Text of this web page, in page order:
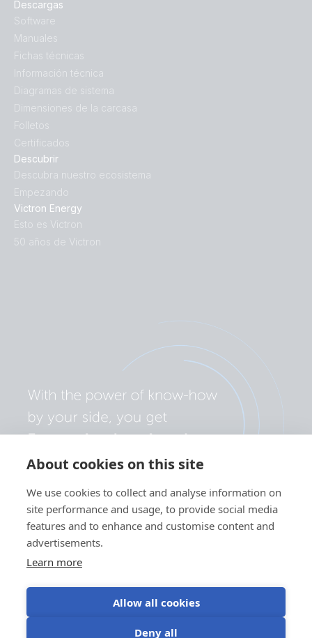
About cookies on this site
We use cookies to collect and analyse information on
site performance and usage, to provide social media
features and to enhance and customise content and
advertisements.
Learn more
Allow all cookies
Deny all
Descubrir
Descubra nuestro ecosistema
Empezando
Victron Energy
Esto es Victron
50 años de Victron
Descargas
Software
Manuales
Fichas técnicas
Información técnica
Diagramas de sistema
Dimensiones de la carcasa
Folletos
Certificados
Política de privacidad
Condiciones de uso